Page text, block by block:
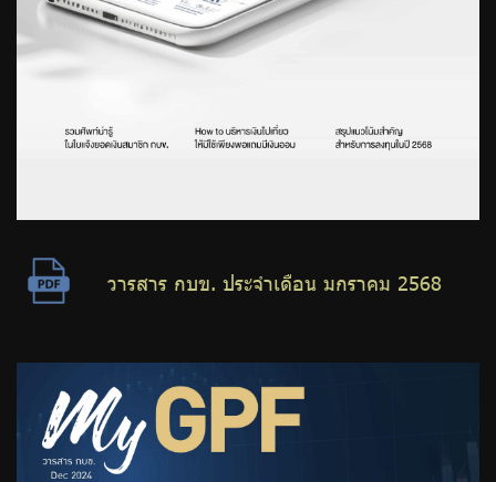
วารสาร กบข. ประจำเดือน มกราคม 2568